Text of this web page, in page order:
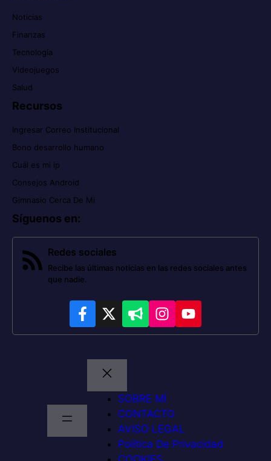
Noticias
Finanzas
Tecnología
Videojuegos
Salud
Recursos
Ingresar Correo Institucional
Bono desarrollo humano
Cuál es mi ip
Consejos Android
Gimnasio Cerca De Mi
Síguenos en:
Redes sociales
Recibe las últimas noticias en las redes sociales antes
que nadie.
SOBRE MÍ
CONTACTO
AVISO LEGAL
Política De Privacidad